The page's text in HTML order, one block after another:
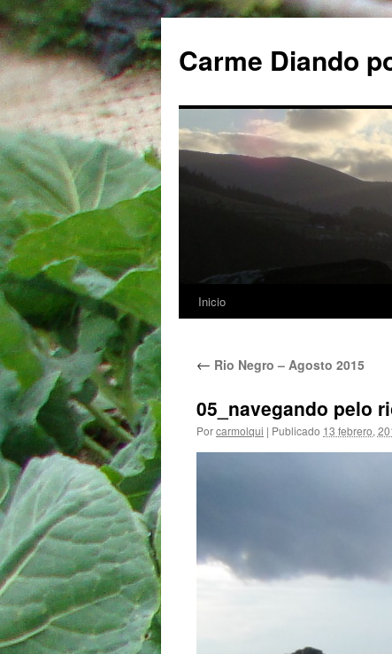
Carme Diando
Saltar
contenido
Inicio
← Rio Negro – Agosto 2015
05_navegando pelo
Porcarmolqui | Publicado 13 febrero,